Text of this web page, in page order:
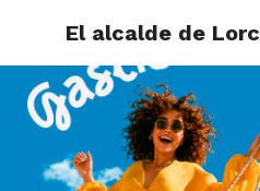
El alcalde de